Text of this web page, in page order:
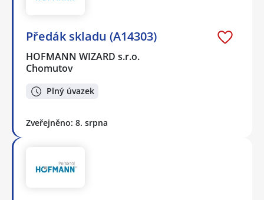
Předák skladu (A14303)
HOFMANN WIZARD s.r.o.
Chomutov
Plný úvazek
Zveřejněno: 8. srpna